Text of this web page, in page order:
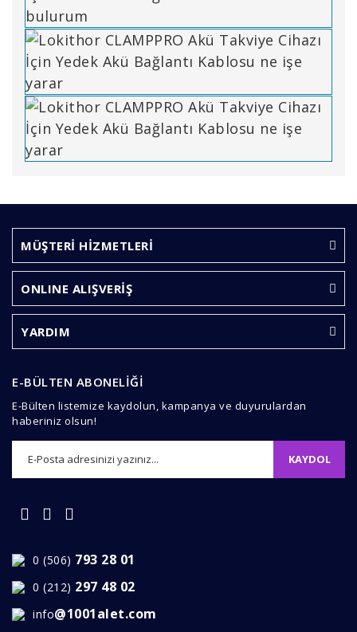
Yorum Yaz
Görüş ve önerileriniz için teşekkür ederiz.
Ürün resmi kalitesiz, bozuk veya görüntülenemiyor.
Ürün açıklamasında eksik bilgiler bulunuyor.
Ürün fiyatı diğer sitelerden daha pahalı.
MÜŞTERİ HİZMETLERİ
ONLINE ALIŞVERİŞ
YARDIM
E-BÜLTEN ABONELİĞİ
E-Bülten listemize kaydolun, kampanya ve duyurulardan
haberiniz olsun!
KAYDOL
0 (506) 793 28 01
0 (212) 297 48 02
info@1001alet.com